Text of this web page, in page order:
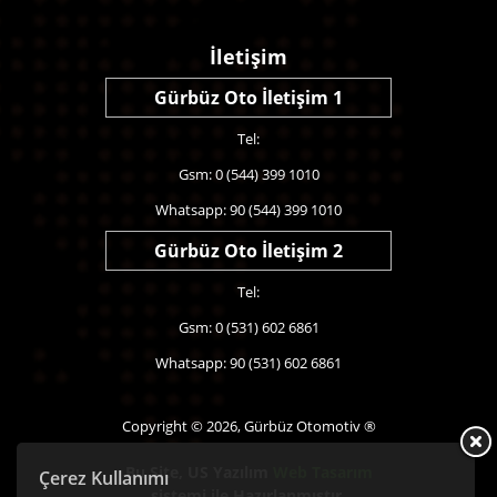
Çerez Kullanımı
İletişim
Gürbüz Oto İletişim 1
Tel:
Gsm: 0 (544) 399 1010
Whatsapp: 90 (544) 399 1010
Gürbüz Oto İletişim 2
Tel:
Gsm: 0 (531) 602 6861
Whatsapp: 90 (531) 602 6861
Copyright © 2026, Gürbüz Otomotiv ®
Bu Site,